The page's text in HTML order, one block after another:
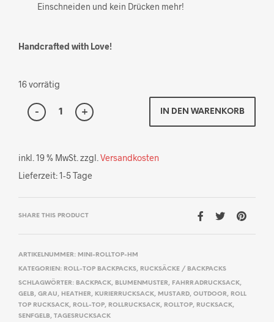
Einschneiden und kein Drücken mehr!
Handcrafted with Love!
16 vorrätig
IN DEN WARENKORB
inkl. 19 % MwSt. zzgl. Versandkosten
Lieferzeit:1-5 Tage
SHARE THIS PRODUCT
ARTIKELNUMMER: MINI-ROLLTOP-HM
KATEGORIEN: ROLL-TOP BACKPACKS, RUCKSÄCKE / BACKPACKS
SCHLAGWÖRTER: BACKPACK, BLUMENMUSTER, FAHRRADRUCKSACK,
GELB, GRAU, HEATHER, KURIERRUCKSACK, MUSTARD, OUTDOOR, ROLL
TOP RUCKSACK, ROLL-TOP, ROLLRUCKSACK, ROLLTOP, RUCKSACK,
SENFGELB, TAGESRUCKSACK